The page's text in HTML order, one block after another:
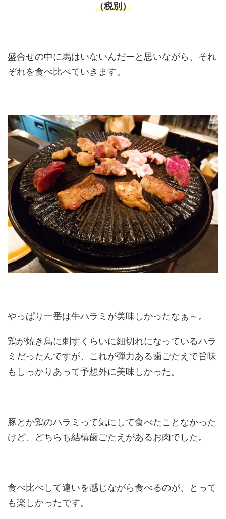
（税別）
盛合せの中に馬はいないんだーと思いながら、それ
ぞれを食べ比べていきます。
やっぱり一番は牛ハラミが美味しかったなぁ～。
鶏が焼き鳥に刺すくらいに細切れになっているハラ
ミだったんですが、これが弾力ある歯ごたえで旨味
もしっかりあって予想外に美味しかった。
豚とか鶏のハラミって気にして食べたことなかった
けど、どちらも結構歯ごたえがあるお肉でした。
食べ比べして違いを感じながら食べるのが、とって
も楽しかったです。